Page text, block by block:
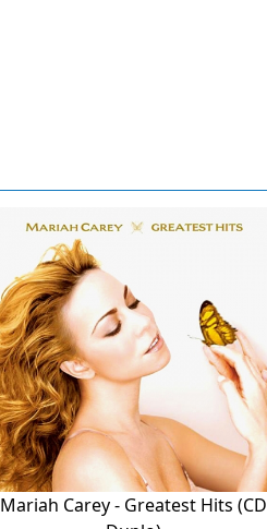
Mariah Carey - Greatest Hits (CD